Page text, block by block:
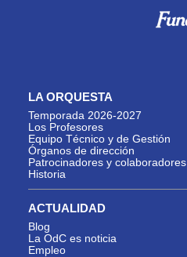
LA ORQUESTA
Temporada 2026-2027
Los Profesores
Equipo Técnico y de Gestión
Órganos de dirección
Patrocinadores y colaboradores
Historia
ACTUALIDAD
Blog
La OdC es noticia
Empleo